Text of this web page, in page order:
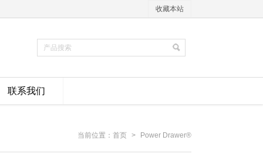
收藏本站
联系我们
当前位置： 首页 > Power Drawer®